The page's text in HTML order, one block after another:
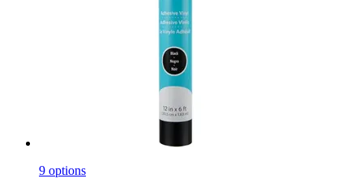
9 options